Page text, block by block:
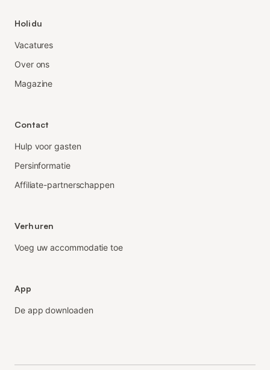
Holidu
Vacatures
Over ons
Magazine
Contact
Hulp voor gasten
Persinformatie
Affiliate-partnerschappen
Verhuren
Voeg uw accommodatie toe
App
De app downloaden